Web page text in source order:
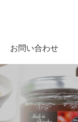
お問い合わせ